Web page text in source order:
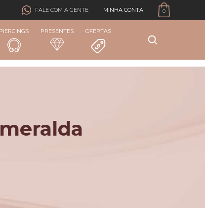
FALE COM A GENTE MINHA CONTA 0
PIERCINGS PRESENTES OFERTAS